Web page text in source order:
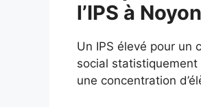
l’IPS à Noyon
Un IPS élevé pour un
social
une concentration